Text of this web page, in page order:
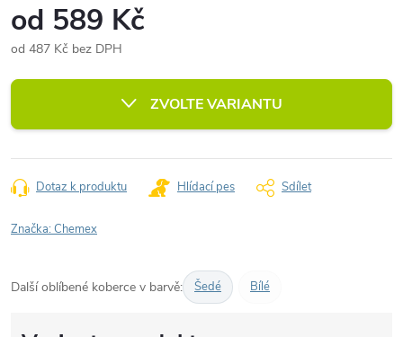
od 589 Kč
od 487 Kč bez DPH
cena:
ZVOLTE VARIANTU
Dotaz k produktu Hlídací pes Sdílet
Značka:Chemex
Další oblíbené koberce v barvě: Šedé Bílé